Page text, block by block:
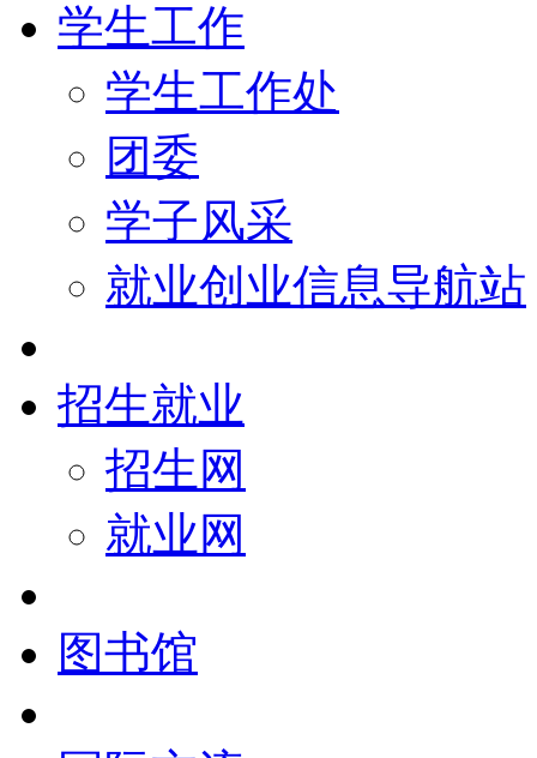
学生工作
学生工作处
团委
学子风采
就业创业信息导航站
招生就业
招生网
就业网
图书馆